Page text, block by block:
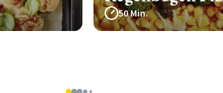
50 Min.